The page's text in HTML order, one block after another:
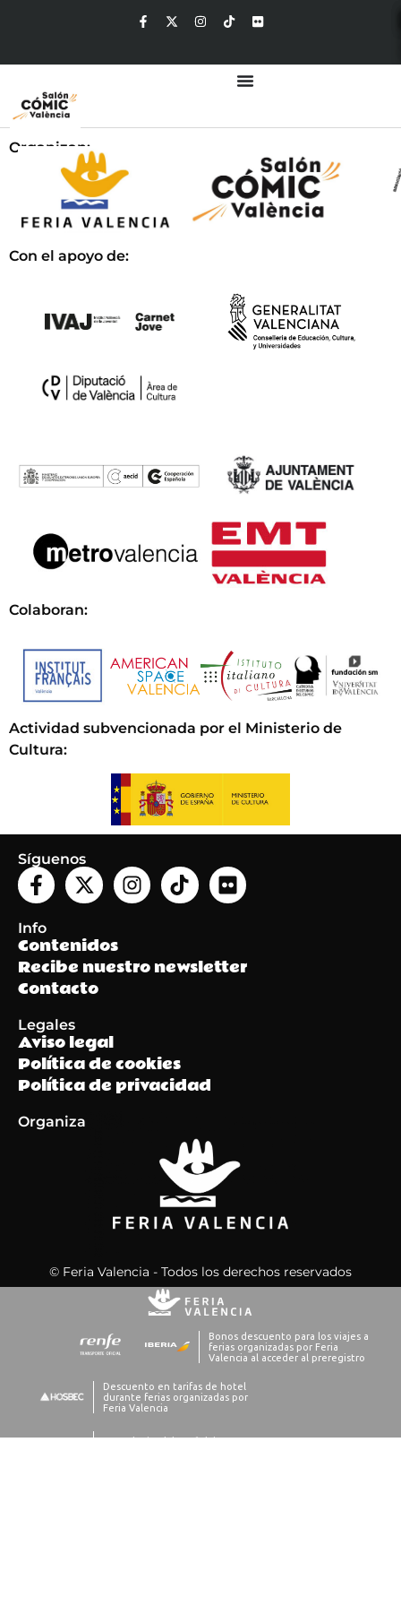
Organizan:
Con el apoyo de:
Colaboran:
Actividad subvencionada por el Ministerio de
Cultura:
Síguenos
Info
Contenidos
Recibe nuestro newsletter
Contacto
Legales
Aviso legal
Política de cookies
Política de privacidad
Organiza
© Feria Valencia - Todos los derechos reservados